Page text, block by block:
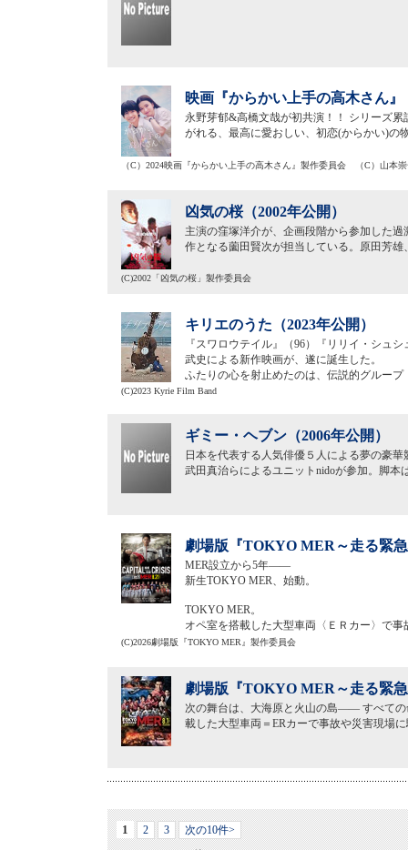
映画『からかい上手の高木さん』
永野芽郁&高橋文哉が初共演！！ シリーズ
がれる、最高に愛おしい、初恋(からかい)
（C）2024映画『からかい上手の高木さん』製作委員会 （C）山本
凶気の桜（2002年公開）
主演の窪塚洋介が、企画段階から参加した
作となる薗田賢次が担当している。原田芳
(C)2002「凶気の桜」製作委員会
キリエのうた（2023年公開）
『スワロウテイル』（96）『リリイ・シュ
武史による新作映画が、遂に誕生した。
ふたりの心を射止めたのは、伝説的グループ
(C)2023 Kyrie Film Band
ギミー・ヘブン（2006年公開）
日本を代表する人気俳優５人による夢の豪
武田真治らによるユニットnidoが参加。脚
劇場版『TOKYO MER～走る緊
MER設立から5年——
新生TOKYO MER、始動。
TOKYO MER。
オペ室を搭載した大型車両〈ＥＲカー〉で
(C)2026劇場版『TOKYO MER』製作委員会
劇場版『TOKYO MER～走る緊
次の舞台は、大海原と火山の島―― すべて
載した大型車両＝ERカーで事故や災害現場
1 2 3
次の10件>